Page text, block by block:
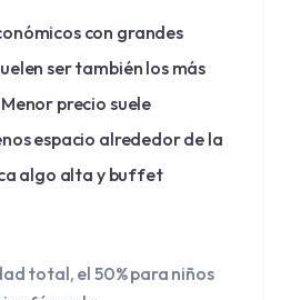
con grandes
ser también los más
precio suele
espacio alrededor de la
algo alta y buffet
total, el 50% para niños